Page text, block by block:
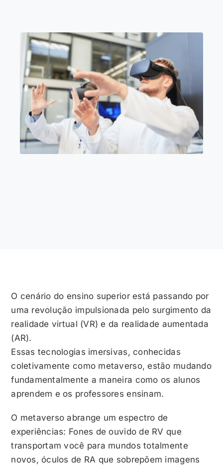
O cenário do ensino superior está passando por
uma revolução impulsionada pelo surgimento da
realidade virtual (VR) e da realidade aumentada
(AR).
Essas tecnologias imersivas, conhecidas
coletivamente como metaverso, estão mudando
fundamentalmente a maneira como os alunos
aprendem e os professores ensinam.
O metaverso abrange um espectro de
experiências: Fones de ouvido de RV que
transportam você para mundos totalmente
novos, óculos de RA que sobrepõem imagens